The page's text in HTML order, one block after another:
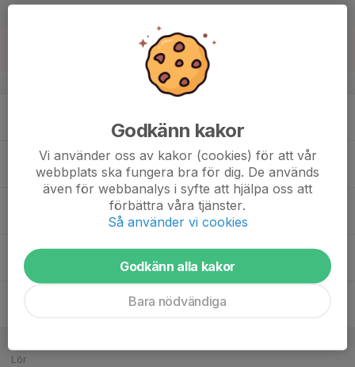
v.34
Tor
Lör
Godkänn kakor
Vi använder oss av kakor (cookies) för att vår
webbplats ska fungera bra för dig. De används
även för webbanalys i syfte att hjälpa oss att
förbättra våra tjänster.
Så använder vi cookies
Godkänn alla kakor
Bara nödvändiga